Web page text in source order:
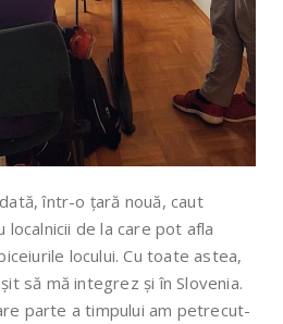
într-o țară nouă, caut
localnicii de la care pot afla
locului. Cu toate astea,
să mă integrez și în Slovenia.
parte a timpului am petrecut-